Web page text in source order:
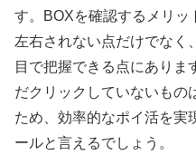
す。BOXを確認するメリッ
左右されない点だけでなく
目で把握できる点にありま
だクリックしていないもの
ため、効率的なポイ活を実
ールと言えるでしょう。